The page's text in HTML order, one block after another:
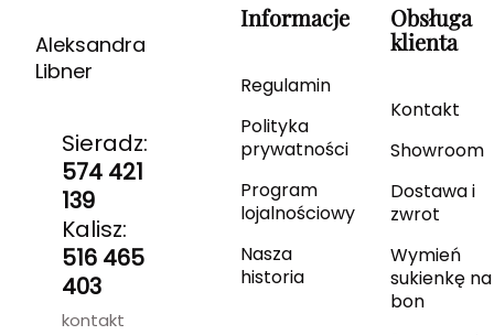
Aleksandra
Libner
Sieradz:
574 421
139
Kalisz:
516 465
403
kontakt
Informacje
Regulamin
Polityka
prywatności
Program
lojalnościowy
Nasza
historia
Obsługa
klienta
Kontakt
Showroom
Dostawa i
zwrot
Wymień
sukienkę na
bon